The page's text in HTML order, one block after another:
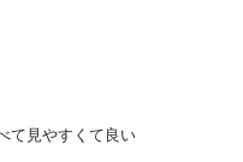
て見やすくて良い